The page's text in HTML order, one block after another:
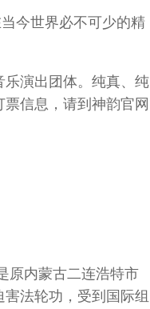
今世界必不可少的精
乐演出团体。纯真、纯
信息，请到神韵官网
原内蒙古二连浩特市
法轮功，受到国际组